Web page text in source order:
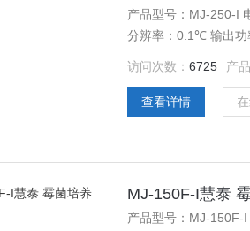
产品型号：MJ-250-I
分辨率：0.1℃ 输出功
访问次数：6725 产
查看详情
MJ-150F-I慧泰
产品型号：MJ-